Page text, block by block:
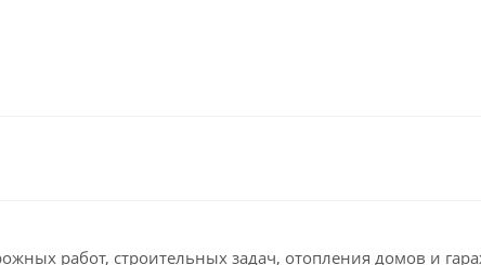
работ, строительных задач, отопления домов и